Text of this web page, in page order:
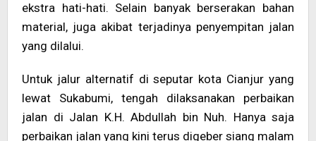
ekstra hati-hati. Selain banyak berserakan bahan
material, juga akibat terjadinya penyempitan jalan
yang dilalui.
Untuk jalur alternatif di seputar kota Cianjur yang
lewat Sukabumi, tengah dilaksanakan perbaikan
jalan di Jalan K.H. Abdullah bin Nuh. Hanya saja
perbaikan jalan yang kini terus digeber siang malam